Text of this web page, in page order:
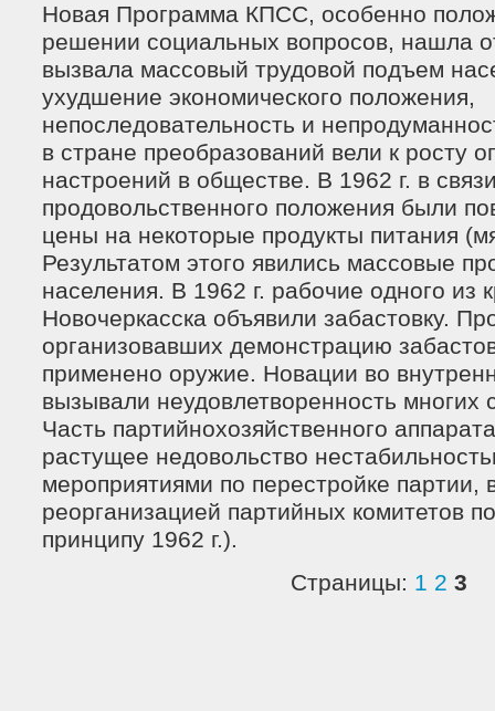
Новая Программа КПСС, особенно
решении социальных вопросов, нашла
вызвала массовый трудовой подъем
ухудшение экономического положения,
непоследовательность и
в стране преобразований вели к росту
настроений в обществе. В 1962 г. в
продовольственного положения были
цены на некоторые продукты питания
Результатом этого явились массовые
населения. В 1962 г. рабочие одного из
Новочеркасска объявили забастовку.
организовавших демонстрацию
применено оружие. Новации во
вызывали неудовлетворенность многих
Часть партийнохозяйственного
растущее недовольство
мероприятиями по перестройке партии,
реорганизацией партийных комитетов
принципу 1962 г.).
Страницы: 1 2 3